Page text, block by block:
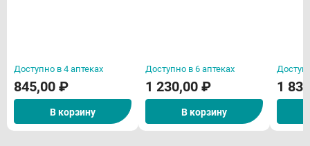
Доступно в 4 аптеках
845,00 ₽
В корзину
Доступно в 6 аптеках
1 230,00 ₽
В корзину
1